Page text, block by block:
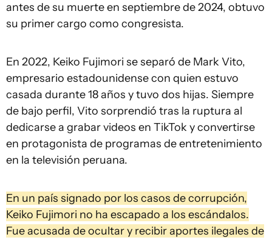
antes de su muerte en septiembre de 2024, obtuvo
su primer cargo como congresista.
En 2022, Keiko Fujimori se separó de Mark Vito,
empresario estadounidense con quien estuvo
casada durante 18 años y tuvo dos hijas. Siempre
de bajo perfil, Vito sorprendió tras la ruptura al
dedicarse a grabar videos en TikTok y convertirse
en protagonista de programas de entretenimiento
en la televisión peruana.
En un país signado por los casos de corrupción,
Keiko Fujimori no ha escapado a los escándalos.
Fue acusada de ocultar y recibir aportes ilegales de